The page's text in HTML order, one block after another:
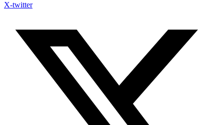
X-twitter